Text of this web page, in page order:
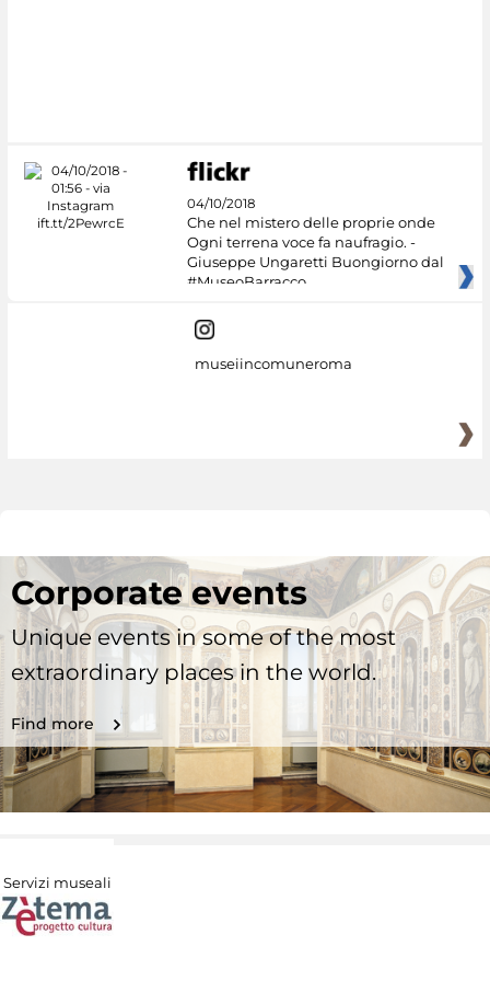
04/10/2018
Che nel mistero delle proprie onde
Ogni terrena voce fa naufragio. -
Giuseppe Ungaretti Buongiorno dal
#MuseoBarracco
museiincomuneroma
Corporate events
Unique events in some of the most
extraordinary places in the world.
Find more
Servizi museali